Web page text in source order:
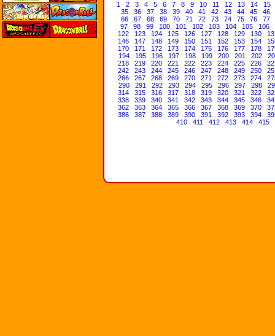
1 2 3 4 5 6 7 8 9 10 11 12 13 14
15
35
36 37 38 39 40 41 42 43 44 45
46
66
67 68 69 70 71 72 73 74 75 76
77
97
98 99 100 101 102 103 104 105
106
122
123 124 125 126 127 128 129 130
146
147 148 149 150 151 152 153 154
170
171 172 173 174 175 176 177 178
194
195 196 197 198 199 200 201 202
218
219 220 221 222 223 224 225 226
242
243 244 245 246 247 248 249 250
266
267 268 269 270 271 272 273 274
290
291 292 293 294 295 296 297 298
314
315 316 317 318 319 320 321 322
338
339 340 341 342 343 344 345 346
362
363 364 365 366 367 368 369 370
386
387 388 389 390 391 392 393 394
410
411 412 413 414 415